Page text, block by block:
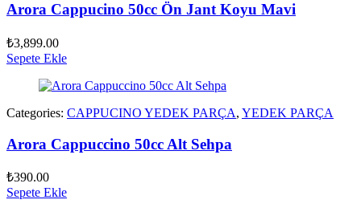
Arora Cappucino 50cc Ön Jant Koyu Mavi
₺3,899.00
Sepete Ekle
Categories: CAPPUCINO YEDEK PARÇA, YEDEK PARÇA
Arora Cappuccino 50cc Alt Sehpa
₺390.00
Sepete Ekle